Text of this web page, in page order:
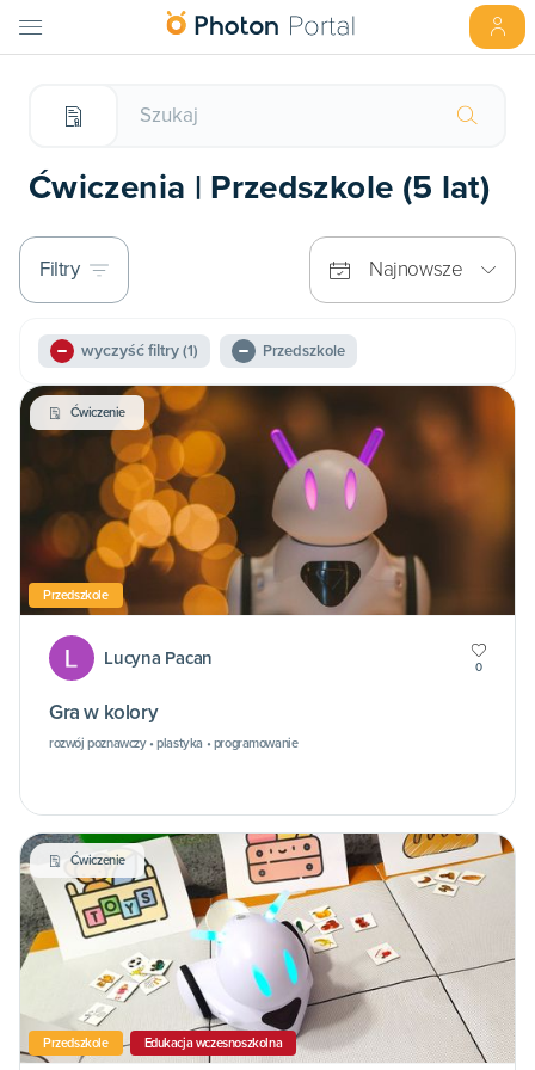
Ćwiczenia | Przedszkole (5 lat)
Filtry Najnowsze
wyczyść filtry(1) Przedszkole
Ćwiczenie
Przedszkole
Lucyna Pacan 0
Gra w kolory
rozwój poznawczy • plastyka • programowanie
Ćwiczenie
Przedszkole Edukacja wczesnoszkolna